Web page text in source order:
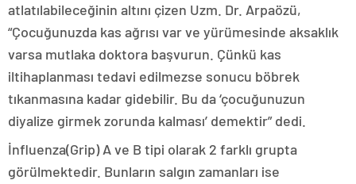
atlatılabileceğinin altını çizen Uzm. Dr. Arpaözü,
“Çocuğunuzda kas ağrısı var ve yürümesinde aksaklık
varsa mutlaka doktora başvurun. Çünkü kas
iltihaplanması tedavi edilmezse sonucu böbrek
tıkanmasına kadar gidebilir. Bu da ‘çocuğunuzun
diyalize girmek zorunda kalması’ demektir” dedi.
İnfluenza(Grip) A ve B tipi olarak 2 farklı grupta
görülmektedir. Bunların salgın zamanları ise